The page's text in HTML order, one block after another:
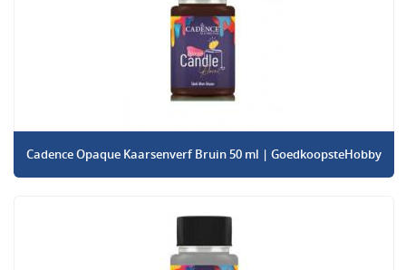
Cadence Opaque Kaarsenverf Bruin 50 ml | GoedkoopsteHobby